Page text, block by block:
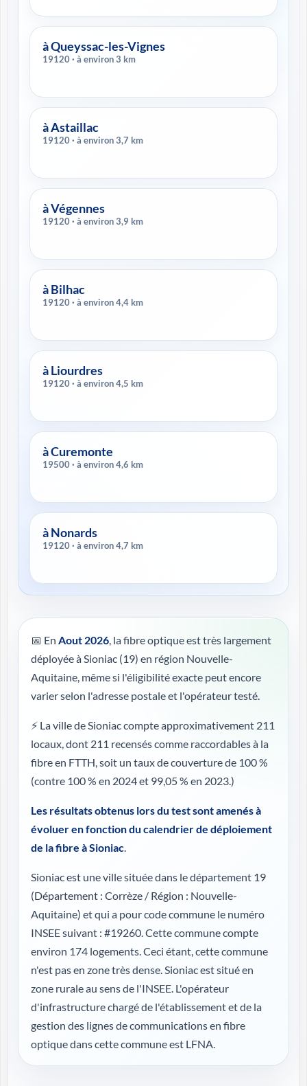
à Queyssac-les-Vignes
19120 · à environ 3 km
à Astaillac
19120 · à environ 3,7 km
à Végennes
19120 · à environ 3,9 km
à Bilhac
19120 · à environ 4,4 km
à Liourdres
19120 · à environ 4,5 km
à Curemonte
19500 · à environ 4,6 km
à Nonards
19120 · à environ 4,7 km
📅 En Aout 2026, la fibre optique est très largement
déployée à Sioniac (19) en région Nouvelle-
Aquitaine, même si l'éligibilité exacte peut encore
varier selon l'adresse postale et l'opérateur testé.
⚡ La ville de Sioniac compte approximativement 211
locaux, dont 211 recensés comme raccordables à la
fibre en FTTH, soit un taux de couverture de 100 %
(contre 100 % en 2024 et 99,05 % en 2023.)
Les résultats obtenus lors du test sont amenés à
évoluer en fonction du calendrier de déploiement
de la fibre à Sioniac.
Sioniac est une ville située dans le département 19
(Département : Corrèze / Région : Nouvelle-
Aquitaine) et qui a pour code commune le numéro
INSEE suivant : #19260. Cette commune compte
environ 174 logements. Ceci étant, cette commune
n'est pas en zone très dense. Sioniac est situé en
zone rurale au sens de l'INSEE. L'opérateur
d'infrastructure chargé de l'établissement et de la
gestion des lignes de communications en fibre
optique dans cette commune est LFNA.